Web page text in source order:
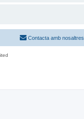
Contacta amb nosaltres